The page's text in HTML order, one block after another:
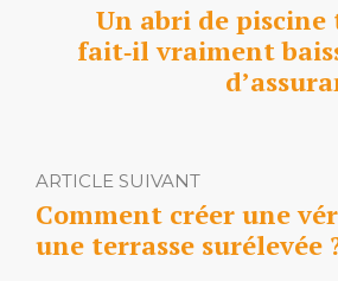
Un abri de piscine
fait‑il vraiment
ARTICLE SUIVANT
Comment créer une
une terrasse surélevée